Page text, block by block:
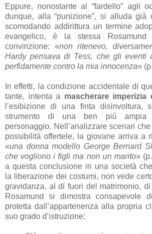
Eppure, nonostante al “fardello” agli
dunque, alla “punizione”, si alluda
scomodando addirittura un termine
evangelico, è la stessa
convinzione: «non ritenevo,
Hardy pensava di Tess, che gli eventi
perfidamente contro la mia innocenza»
In effetti, la condizione accidentale di
tante, intenta a mascherare imperizia
l’esibizione di una finta disinvoltura,
strumento di una ben più ampia
personaggio. Nell’analizzare scenari
possibilità offertele, la giovane arriva a
«una donna modello George Bernard
che vogliono i figli ma non un marito»
a questa conclusione in una società
la liberazione dei costumi, non vede
gravidanza, al di fuori del matrimonio,
Rosamund si dimostra consapevole
protetta dall’appartenenza alla propria
suo grado d’istruzione: